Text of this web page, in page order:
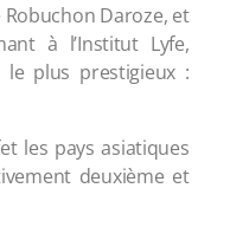
Daroze, et
à l’Institut Lyfe,
le plus prestigieux :
les pays asiatiques
deuxième et